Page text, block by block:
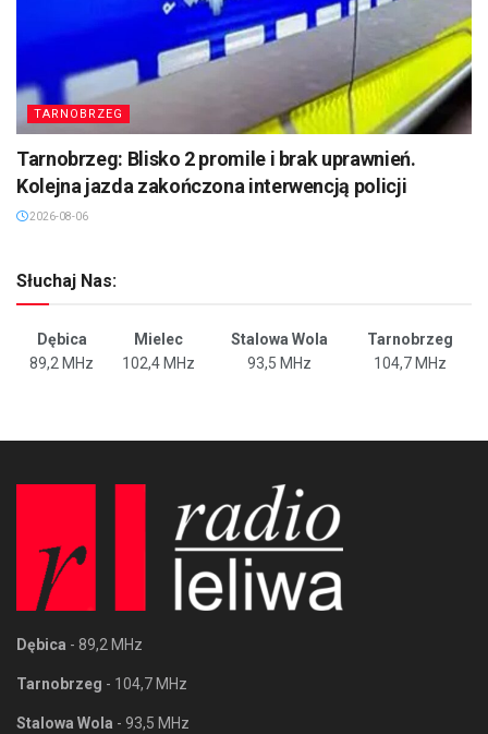
TARNOBRZEG
Tarnobrzeg: Blisko 2 promile i brak uprawnień.
Kolejna jazda zakończona interwencją policji
2026-08-06
Słuchaj Nas:
Dębica Mielec Stalowa Wola
Tarnobrzeg
89,2 MHz
102,4 MHz 93,5 MHz 104,7 MHz
Dębica - 89,2 MHz
Tarnobrzeg - 104,7 MHz
Stalowa Wola - 93,5 MHz